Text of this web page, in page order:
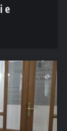
e